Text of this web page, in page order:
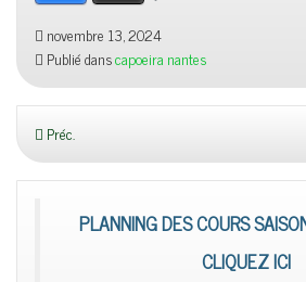
novembre 13, 2024
Publié danscapoeira nantes
Préc.
PLANNING DES COURS
CLIQUEZ ICI